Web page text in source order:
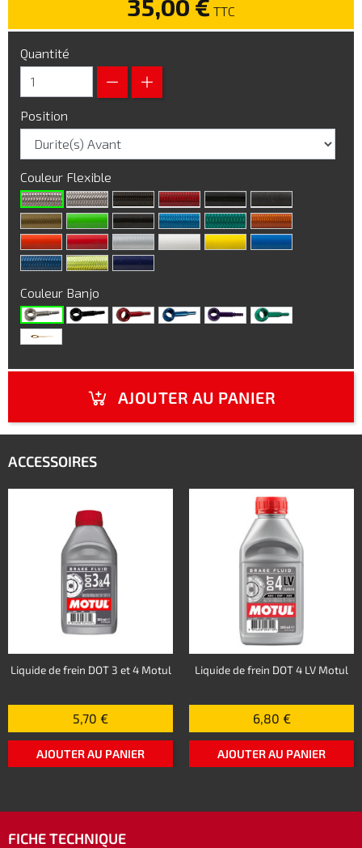
35,00 € TTC
Quantité
Position
Couleur Flexible
Couleur Banjo
AJOUTER AU PANIER
ACCESSOIRES
Liquide de frein DOT 3 et 4 Motul
5,70 €
AJOUTER AU PANIER
Liquide de frein DOT 4 LV Motul
6,80 €
AJOUTER AU PANIER
FICHE TECHNIQUE